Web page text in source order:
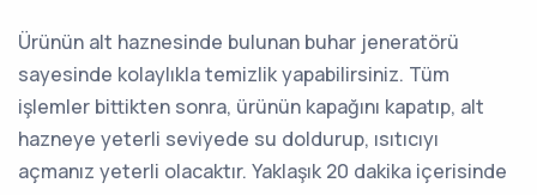
Ürünün alt haznesinde bulunan buhar jeneratörü
sayesinde kolaylıkla temizlik yapabilirsiniz. Tüm
işlemler bittikten sonra, ürünün kapağını kapatıp, alt
hazneye yeterli seviyede su doldurup, ısıtıcıyı
açmanız yeterli olacaktır. Yaklaşık 20 dakika içerisinde